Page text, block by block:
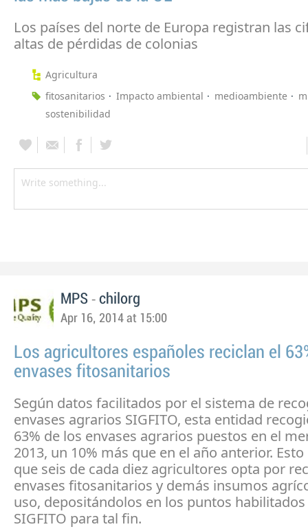
Los países del norte de Europa registran las
altas de pérdidas de colonias
Agricultura
fitosanitarios
Impacto ambiental medioambiente
sostenibilidad
MPS - chilorg
Apr 16, 2014 at 15:00
Los agricultores españoles reciclan el
envases fitosanitarios
Según datos facilitados por el sistema de
envases agrarios SIGFITO, esta entidad
63% de los envases agrarios puestos en el
2013, un 10% más que en el año anterior.
que seis de cada diez agricultores opta por
envases fitosanitarios y demás insumos
uso, depositándolos en los puntos
SIGFITO para tal fin.